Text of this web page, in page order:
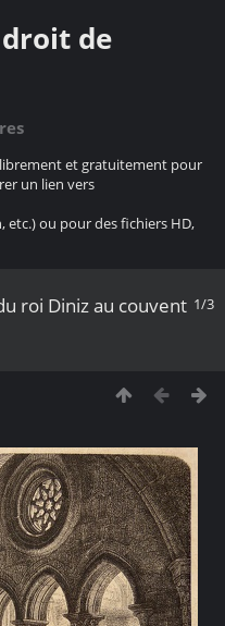
de
et gratuitement pour
un lien vers
ou pour des fichiers HD,
1/3
roi Diniz au couvent